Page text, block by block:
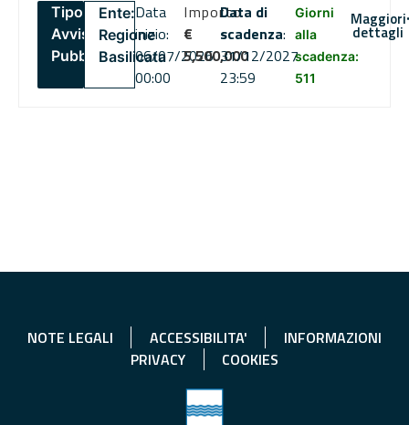
Tipo:
Avviso
Pubblico
Ente:
Regione
Basilicata
Data
inizio:
06/07/2026
00:00
Importo
€
5,500,000
Data di
scadenza:
31/12/2027
23:59
Giorni
alla
scadenza:
511
Maggiori
dettagli
NOTE LEGALI ACCESSIBILITA'
INFORMAZIONI
PRIVACY
COOKIES